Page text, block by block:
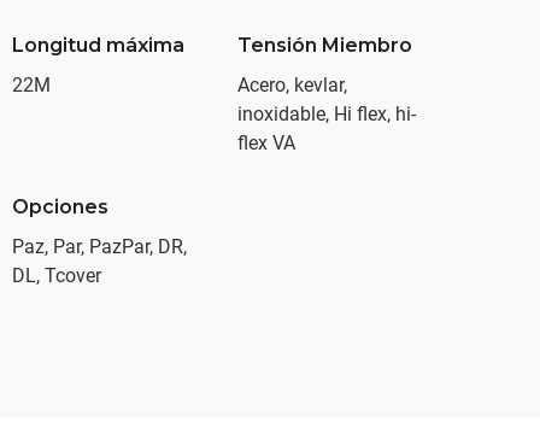
Longitud máxima
22M
Tensión Miembro
Acero, kevlar,
inoxidable, Hi flex, hi-
flex VA
Opciones
Paz, Par, PazPar, DR,
DL, Tcover